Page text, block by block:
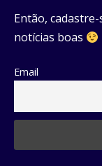
Então,
notícias boas
Email